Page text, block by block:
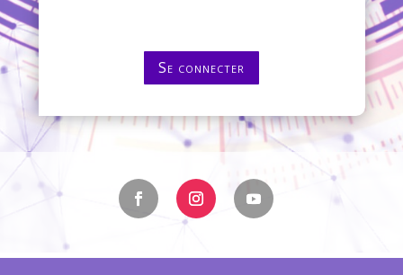
Se connecter